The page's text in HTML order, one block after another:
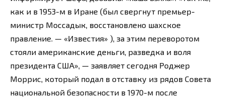
как и в 1953-м в Иране (был свергнут премьер-
министр Моссадык, восстановлено шахское
правление. — «Известия» ), за этим переворотом
стояли американские деньги, разведка и воля
президента США», — заявляет сегодня Роджер
Моррис, который подал в отставку из рядов Совета
национальной безопасности в 1970-м после